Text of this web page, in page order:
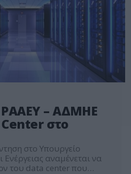
– ΑΔΜΗΕ
στο
στο Υπουργείο
Ενέργειας αναμένεται να
του data center που